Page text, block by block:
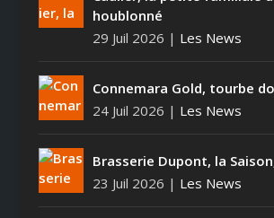
houblonné
29 Juil 2026 | Les News
Connemara Gold, tourbe
24 Juil 2026 | Les News
Brasserie Dupont, la
23 Juil 2026 | Les News